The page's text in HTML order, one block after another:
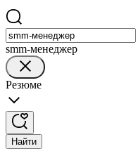
smm-менеджер
Резюме
Найти